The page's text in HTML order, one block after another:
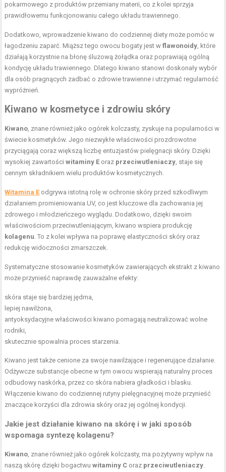
pokarmowego z produktów przemiany materii, co z kolei sprzyja
prawidłowemu funkcjonowaniu całego układu trawiennego.
Dodatkowo, wprowadzenie kiwano do codziennej diety może pomóc w
łagodzeniu zaparć. Miąższ tego owocu bogaty jest wflawonoidy, które
działają korzystnie na błonę śluzową żołądka oraz poprawiają ogólną
kondycję układu trawiennego. Dlatego kiwano stanowi doskonały wybór
dla osób pragnących zadbać o zdrowie trawienne i utrzymać regularność
wypróżnień.
Kiwano w kosmetyce i zdrowiu skóry
Kiwano, znane również jako ogórek kolczasty, zyskuje na popularności w
świecie kosmetyków. Jego niezwykłe właściwości prozdrowotne
przyciągają coraz większą liczbę entuzjastów pielęgnacji skóry. Dzięki
wysokiej zawartościwitaminy E oraz przeciwutleniaczy, staje się
cennym składnikiem wielu produktów kosmetycznych.
Witamina Eodgrywa istotną rolę w ochronie skóry przed szkodliwym
działaniem promieniowania UV, co jest kluczowe dla zachowania jej
zdrowego i młodzieńczego wyglądu. Dodatkowo, dzięki swoim
właściwościom przeciwutleniającym, kiwano wspiera produkcję
kolagenu. To z kolei wpływa na poprawę elastyczności skóry oraz
redukcję widoczności zmarszczek.
Systematyczne stosowanie kosmetyków zawierających ekstrakt z kiwano
może przynieść naprawdę zauważalne efekty:
skóra staje się bardziej jędrna,
lepiej nawilżona,
antyoksydacyjne właściwości kiwano pomagają neutralizować wolne
rodniki,
skutecznie spowalnia proces starzenia.
Kiwano jest także cenione za swoje nawilżające i regenerujące działanie.
Odżywcze substancje obecne w tym owocu wspierają naturalny proces
odbudowy naskórka, przez co skóra nabiera gładkości i blasku.
Włączenie kiwano do codziennej rutyny pielęgnacyjnej może przynieść
znaczące korzyści dla zdrowia skóry oraz jej ogólnej kondycji.
Jakie jest działanie kiwano na skórę i w jaki sposób
wspomaga syntezę kolagenu?
Kiwano, znane również jako ogórek kolczasty, ma pozytywny wpływ na
naszą skórę dzięki bogactwuwitaminy C oraz przeciwutleniaczy.